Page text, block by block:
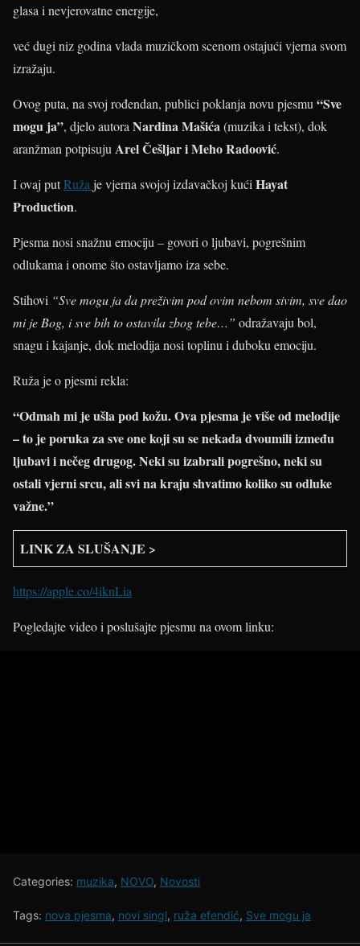
glasa i nevjerovatne energije,
već dugi niz godina vlada muzičkom scenom ostajući vjerna svom
izražaju.
Ovog puta, na svoj rođendan, publici poklanja novu pjesmu “Sve
mogu ja”, djelo autora Nardina Mašića (muzika i tekst), dok
aranžman potpisuju Arel Češljar i Meho Radoović.
I ovaj putRuža je vjerna svojoj izdavačkoj kući Hayat
Production.
Pjesma nosi snažnu emociju – govori o ljubavi, pogrešnim
odlukama i onome što ostavljamo iza sebe.
Stihovi “Sve mogu ja da preživim pod ovim nebom sivim, sve dao
mi je Bog, i sve bih to ostavila zbog tebe…” odražavaju bol,
snagu i kajanje, dok melodija nosi toplinu i duboku emociju.
Ruža je o pjesmi rekla:
“Odmah mi je ušla pod kožu. Ova pjesma je više od melodije
– to je poruka za sve one koji su se nekada dvoumili između
ljubavi i nečeg drugog. Neki su izabrali pogrešno, neki su
ostali vjerni srcu, ali svi na kraju shvatimo koliko su odluke
važne.”
LINK ZA SLUŠANJE >
https://apple.co/4iknLia
Pogledajte video i poslušajte pjesmu na ovom linku:
Categories: muzika, NOVO, Novosti
Tags: nova pjesma, novi singl, ruža efendić, Sve mogu ja